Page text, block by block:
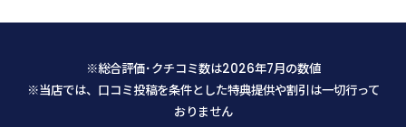
い内容にもかかわらず代表の馬場さ
んから迅速かつ丁寧な返信を頂戴
し、まずそこで安心致しました。 予
の乗車が楽しくなりそうです。
※総合評価･クチコミ数は2026年7月の数値
※当店では、口コミ投稿を条件とした特典提供や割引は一切行って
おりません